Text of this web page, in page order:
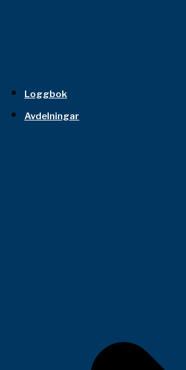
Loggbok
Avdelningar